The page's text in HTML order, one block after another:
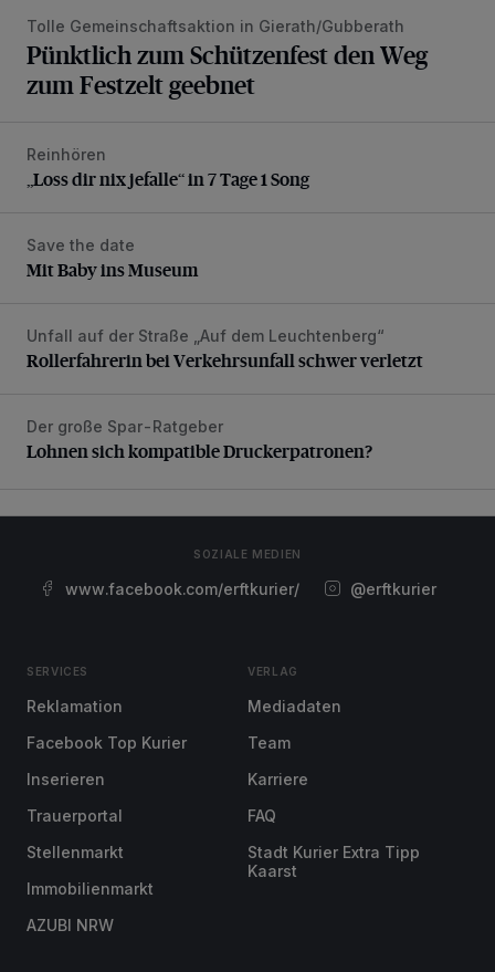
Tolle Gemeinschaftsaktion in Gierath/Gubberath
Pünktlich zum Schützenfest den Weg
zum Festzelt geebnet
„Loss dir nix jefalle“ in 7 Tage 1 Song
Reinhören
„Loss dir nix jefalle“ in 7 Tage 1 Song
Mit Baby ins Museum
Save the date
Mit Baby ins Museum
Rollerfahrerin bei Verkehrsunfall schwer verletzt
Unfall auf der Straße „Auf dem Leuchtenberg“
Rollerfahrerin bei Verkehrsunfall schwer verletzt
Lohnen sich kompatible Druckerpatronen?
Der große Spar-Ratgeber
Lohnen sich kompatible Druckerpatronen?
SOZIALE MEDIEN
www.facebook.com/erftkurier/ @erftkurier
SERVICES
Reklamation
Facebook Top Kurier
Inserieren
Trauerportal
Stellenmarkt
Immobilienmarkt
AZUBI NRW
VERLAG
Mediadaten
Team
Karriere
FAQ
Stadt Kurier Extra Tipp
Kaarst